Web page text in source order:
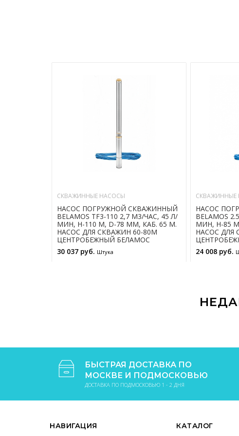
СКВАЖИННЫЕ НАСОСЫ
НАСОС ПОГРУЖНОЙ СКВАЖИННЫЙ
BELAMOS TF3-110 2,7 М3/ЧАС, 45 Л/
МИН, Н-110 М, D-78 ММ, КАБ. 65 М.
НАСОС ДЛЯ СКВАЖИН 60-80М
ЦЕНТРОБЕЖНЫЙ БЕЛАМОС
30 037 руб. Штука
СКВАЖИННЫЕ
НАСОС
BELAMOS
МИН, Н-85
НАСОС ДЛЯ
24 008 руб.
БЫСТРАЯ ДОСТАВКА ПО
МОСКВЕ И ПОДМОСКОВЬЮ
ДОСТАВКА ПО ПОДМОСКОВЬЮ 1 - 2 ДНЯ
НАВИГАЦИЯ КАТАЛОГ